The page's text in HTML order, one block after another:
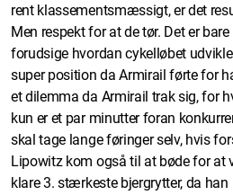
rent klassementsmæssigt, er det
Men respekt for at de tør. Det er
forudsige hvordan cykelløbet
super position da Armirail førte for
et dilemma da Armirail trak sig, for
kun er et par minutter foran
skal tage lange føringer selv, hvis
Lipowitz kom også til at bøde for
klare 3. stærkeste bjergrytter, da